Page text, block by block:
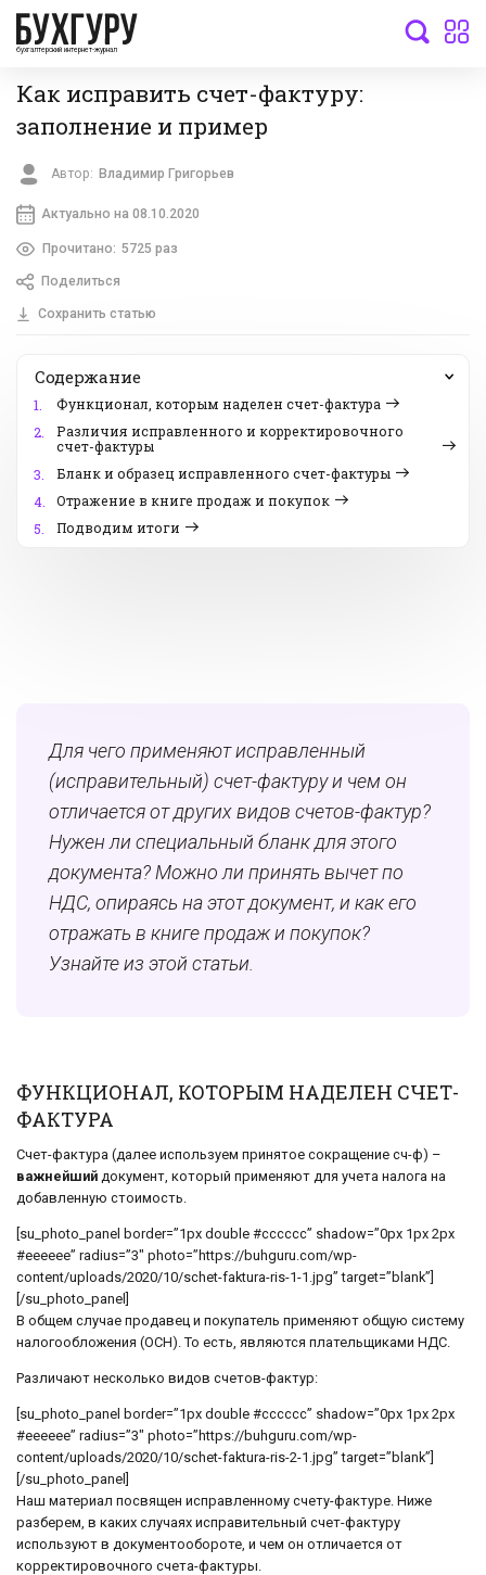
бухгалтерский интернет-журнал
Как исправить счет-фактуру:
заполнение и пример
Автор: Владимир Григорьев
Актуально на 08.10.2020
Прочитано: 5725 раз
Поделиться
Сохранить статью
Содержание
1.
Функционал, которым наделен счет-фактура
2.
Различия исправленного и корректировочного
счет-фактуры
3.
Бланк и образец исправленного счет-фактуры
4.
Отражение в книге продаж и покупок
5.
Подводим итоги
Для чего применяют исправленный
(исправительный) счет-фактуру и чем он
отличается от других видов счетов-фактур?
Нужен ли специальный бланк для этого
документа? Можно ли принять вычет по
НДС, опираясь на этот документ, и как его
отражать в книге продаж и покупок?
Узнайте из этой статьи.
ФУНКЦИОНАЛ, КОТОРЫМ НАДЕЛЕН СЧЕТ-
ФАКТУРА
Счет-фактура (далее используем принятое сокращение сч-ф) –
важнейший документ, который применяют для учета налога на
добавленную стоимость.
[su_photo_panel border=”1px double #cccccc” shadow=”0px 1px 2px
#eeeeee” radius=”3″ photo=”https://buhguru.com/wp-
content/uploads/2020/10/schet-faktura-ris-1-1.jpg” target=”blank”]
[/su_photo_panel]
В общем случае продавец и покупатель применяют общую систему
налогообложения (ОСН). То есть, являются плательщиками НДС.
Различают несколько видов счетов-фактур:
[su_photo_panel border=”1px double #cccccc” shadow=”0px 1px 2px
#eeeeee” radius=”3″ photo=”https://buhguru.com/wp-
content/uploads/2020/10/schet-faktura-ris-2-1.jpg” target=”blank”]
[/su_photo_panel]
Наш материал посвящен исправленному счету-фактуре. Ниже
разберем, в каких случаях исправительный счет-фактуру
используют в документообороте, и чем он отличается от
корректировочного счета-фактуры.